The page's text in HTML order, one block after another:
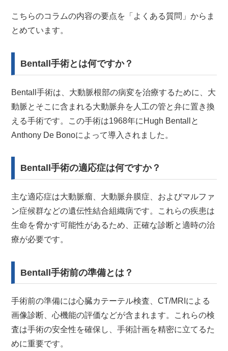
こちらのコラムの内容の要点を「よくある質問」からま
とめています。
Bentall手術とは何ですか？
Bentall手術は、大動脈根部の病変を治療するために、大
動脈とそこに含まれる大動脈弁を人工の管と弁に置き換
える手術です。この手術は1968年にHugh Bentallと
Anthony De Bonoによって導入されました。
Bentall手術の適応症は何ですか？
主な適応症は大動脈瘤、大動脈弁膜症、およびマルファ
ン症候群などの遺伝性結合組織病です。これらの疾患は
生命を脅かす可能性があるため、正確な診断と適時の治
療が必要です。
Bentall手術前の準備とは？
手術前の準備には心臓カテーテル検査、CT/MRIによる
画像診断、心機能の評価などが含まれます。これらの検
査は手術の安全性を確保し、手術計画を精密に立てるた
めに重要です。